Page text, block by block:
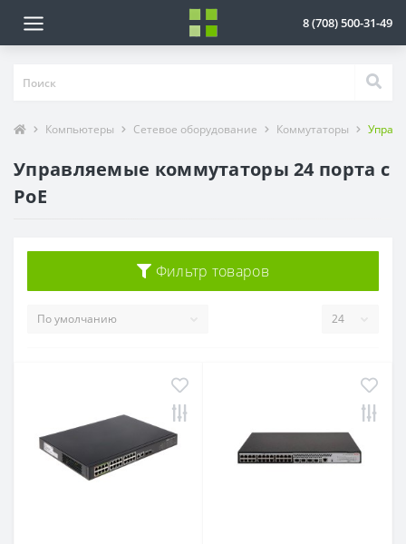
8 (708) 500-31-49
Компьютеры Сетевое оборудование Коммутаторы
Управляемые коммутаторы 24 порта с
PoE
Фильтр товаров